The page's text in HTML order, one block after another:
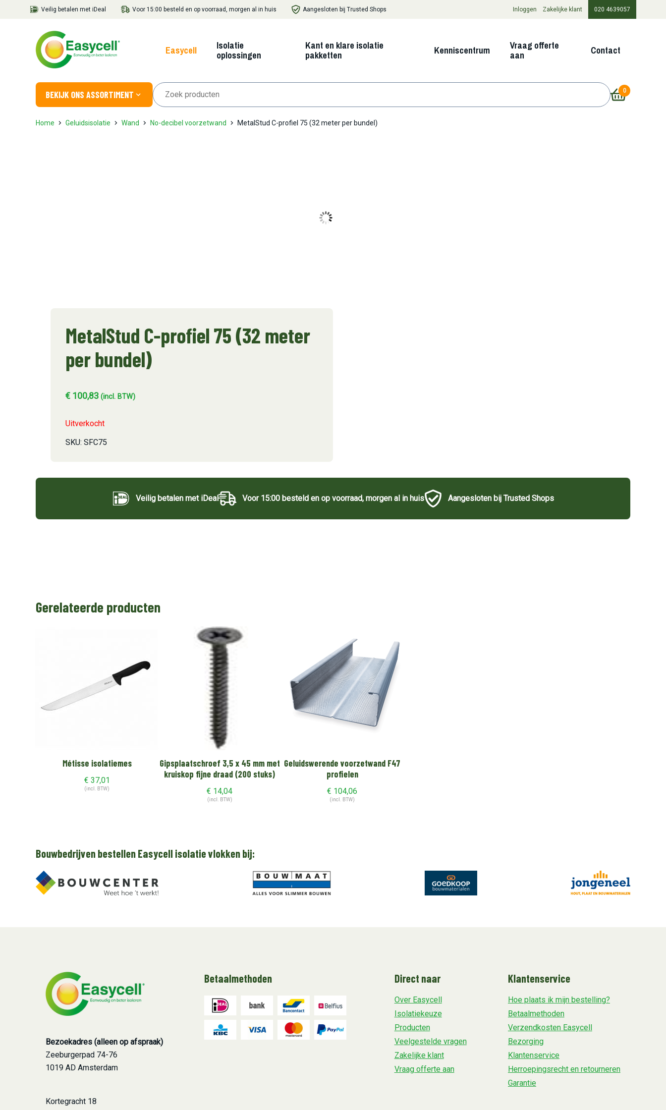
Veilig betalen met iDeal Voor 15:00 besteld en op voorraad, morgen al in huis Aangesloten bij Trusted Shops Inloggen Zakelijke klant 020 4639057
Easycell
Isolatie
oplossingen
Kant en klare isolatie
pakketten
Kenniscentrum
Vraag offerte
aan
Contact
BEKIJK ONS ASSORTIMENT 0
Home Geluidsisolatie Wand No-decibel voorzetwand MetalStud C-profiel 75 (32 meter per bundel)
MetalStud C-profiel 75 (32 meter
per bundel)
€ 100,83 (incl. BTW)
Uitverkocht
SKU: SFC75
Veilig betalen met iDeal Voor 15:00 besteld en op voorraad, morgen al in huis Aangesloten bij Trusted Shops
Gerelateerde producten
Métisse isolatiemes
€ 37,01
(incl. BTW)
Gipsplaatschroef 3,5 x 45 mm met
kruiskop fijne draad (200 stuks)
€ 14,04
(incl. BTW)
Geluidswerende voorzetwand F47
profielen
€ 104,06
(incl. BTW)
Bouwbedrijven bestellen Easycell isolatie vlokken bij:
Bezoekadres (alleen op afspraak)
Zeeburgerpad 74-76
1019 AD Amsterdam
Kortegracht 18
Betaalmethoden Direct naar
Over Easycell
Isolatiekeuze
Producten
Veelgestelde vragen
Zakelijke klant
Vraag offerte aan
Klantenservice
Hoe plaats ik mijn bestelling?
Betaalmethoden
Verzendkosten Easycell
Bezorging
Klantenservice
Herroepingsrecht en retourneren
Garantie